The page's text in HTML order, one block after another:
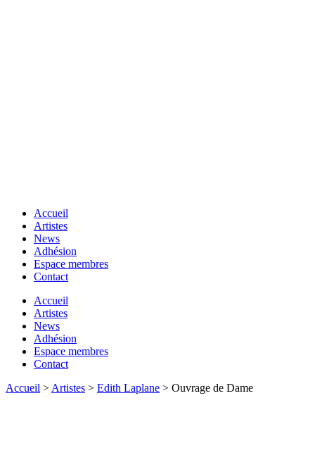
Accueil
Artistes
News
Adhésion
Espace membres
Contact
Accueil
Artistes
News
Adhésion
Espace membres
Contact
Accueil > Artistes > Edith Laplane > Ouvrage de Dame